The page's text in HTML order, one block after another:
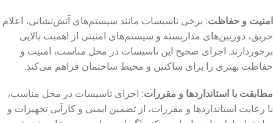
امنیت و حفاظت: برخی تاسیسات مانند سیستم‌های آتش‌نشانی، اعلام
حریق، دوربین‌های مداربسته و سیستم‌های امنیتی از اهمیت بالایی
برخوردارند. اجرای صحیح این تاسیسات در محل مناسب، امنیت و
حفاظت بهتری را برای ساکنین و محیط ساختمان فراهم می‌کند.
مطابقت با استانداردها و مقررات: اجرای تاسیسات در محل مناسب،
با رعایت استانداردها و مقررات، از تضمین ایمنی و کارآیی تجهیزات و